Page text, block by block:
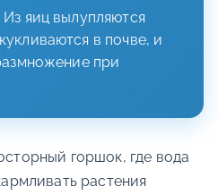
яиц вылупляются
в почве, и
при
горшок, где вода
растения